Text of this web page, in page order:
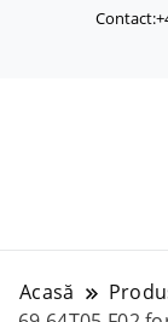
Acasă